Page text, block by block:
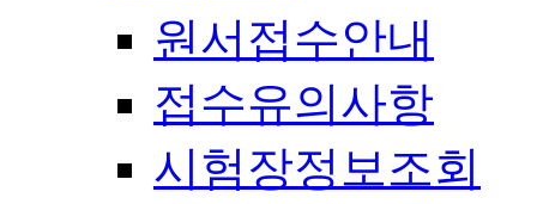
원서접수안내
접수유의사항
시험장정보조회